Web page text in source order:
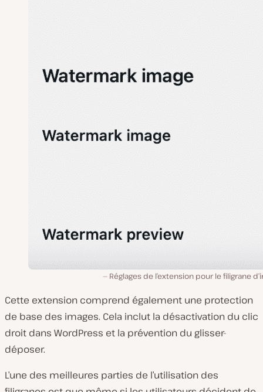
Réglages de l’extension pour le filigrane
Cette extension comprend également une protection
de base des images. Cela inclut la désactivation du clic
droit dans WordPress et la prévention du glisser-
déposer.
L’une des meilleures parties de l’utilisation des